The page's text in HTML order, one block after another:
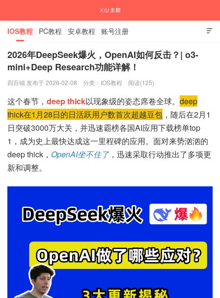
国内外APP下载注册教程

IOS教程 PC教程 安卓教程 账号注册
2026年DeepSeek爆火，OpenAI如何反击？| o3-
mini+Deep Research功能详解！
四百铺 发布于 2026-02-08 分类： IOS教程 阅读(125)
这个春节， deep thick以现象级的姿态席卷全球。 deep
thick在1月28日的日活跃用户数首次超越豆包 ，随后在2月1
日突破3000万大关，并迅速霸榜各国AI应用下载榜单top
1，成为史上最快达成这一里程碑的应用。面对来势汹汹的
deep thick， OpenAI坐不住了，迅速采取行动推出了多项更
新和调整。